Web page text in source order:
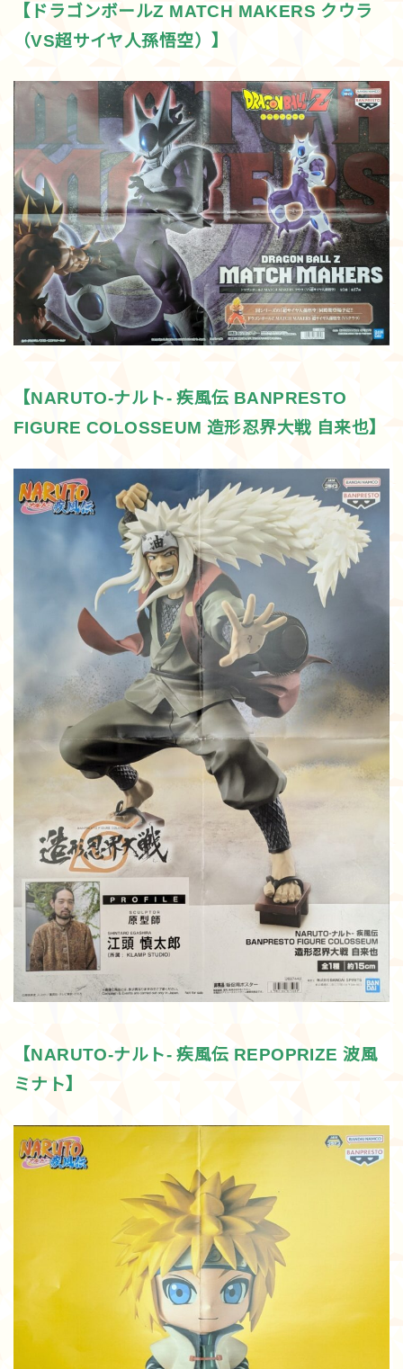
【ドラゴンボールZ MATCH MAKERS クウラ
（VS超サイヤ人孫悟空）】
【NARUTO-ナルト- 疾風伝 BANPRESTO
FIGURE COLOSSEUM 造形忍界大戦 自来也】
【NARUTO-ナルト- 疾風伝 REPOPRIZE 波風
ミナト】